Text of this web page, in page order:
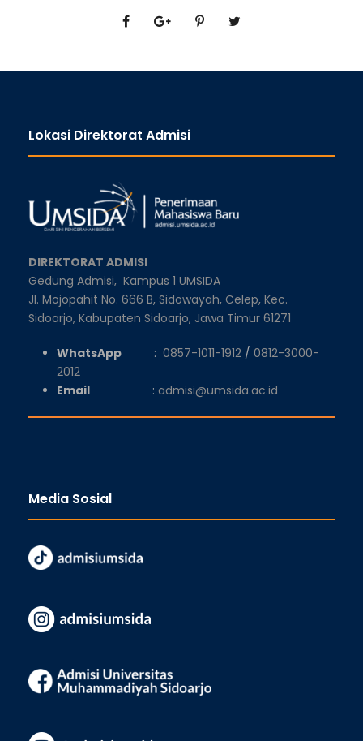
Lokasi Direktorat Admisi
DIREKTORAT ADMISI
Gedung Admisi, Kampus 1 UMSIDA
Jl. Mojopahit No. 666 B, Sidowayah, Celep, Kec.
Sidoarjo, Kabupaten Sidoarjo, Jawa Timur 61271
WhatsApp : 0857-1011-1912 / 0812-3000-
2012
Email
: admisi@umsida.ac.id
Media Sosial